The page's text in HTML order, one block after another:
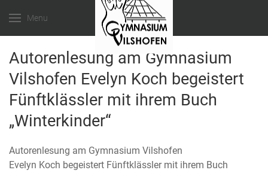
Menu
Autorenlesung am Gymnasium
Vilshofen Evelyn Koch begeistert
Fünftklässler mit ihrem Buch
„Winterkinder“
Autorenlesung am Gymnasium Vilshofen
Evelyn Koch begeistert Fünftklässler mit ihrem Buch